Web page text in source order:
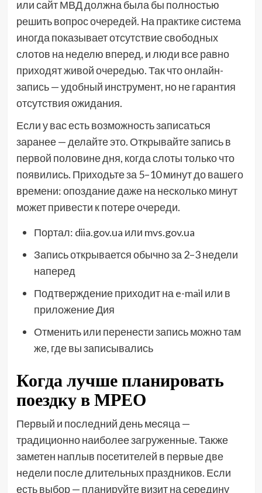
или сайт МВД должна была бы полностью
решить вопрос очередей. На практике система
иногда показывает отсутствие свободных
слотов на неделю вперед, и люди все равно
приходят живой очередью. Так что онлайн-
запись — удобный инструмент, но не гарантия
отсутствия ожидания.
Если у вас есть возможность записаться
заранее — делайте это. Открывайте запись в
первой половине дня, когда слоты только что
появились. Приходьте за 5–10 минут до вашего
времени: опоздание даже на несколько минут
может привести к потере очереди.
Портал: diia.gov.ua или mvs.gov.ua
Запись открывается обычно за 2–3 недели
наперед
Подтверждение приходит на e-mail или в
приложение Дия
Отменить или перенести запись можно там
же, где вы записывались
Когда лучше планировать
поездку в МРЕО
Первый и последний день месяца —
традиционно наиболее загруженные. Также
заметен наплыв посетителей в первые две
недели после длительных праздников. Если
есть выбор — планируйте визит на середину